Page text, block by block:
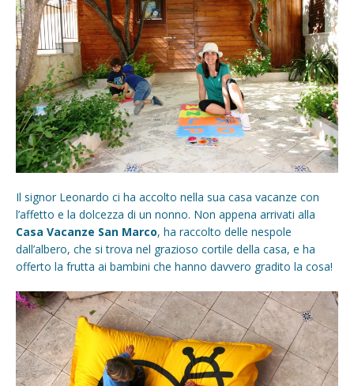
Il signor Leonardo ci ha accolto nella sua casa vacanze con
l’affetto e la dolcezza di un nonno. Non appena arrivati alla
Casa Vacanze San Marco, ha raccolto delle nespole
dall’albero, che si trova nel grazioso cortile della casa, e ha
offerto la frutta ai bambini che hanno davvero gradito la cosa!